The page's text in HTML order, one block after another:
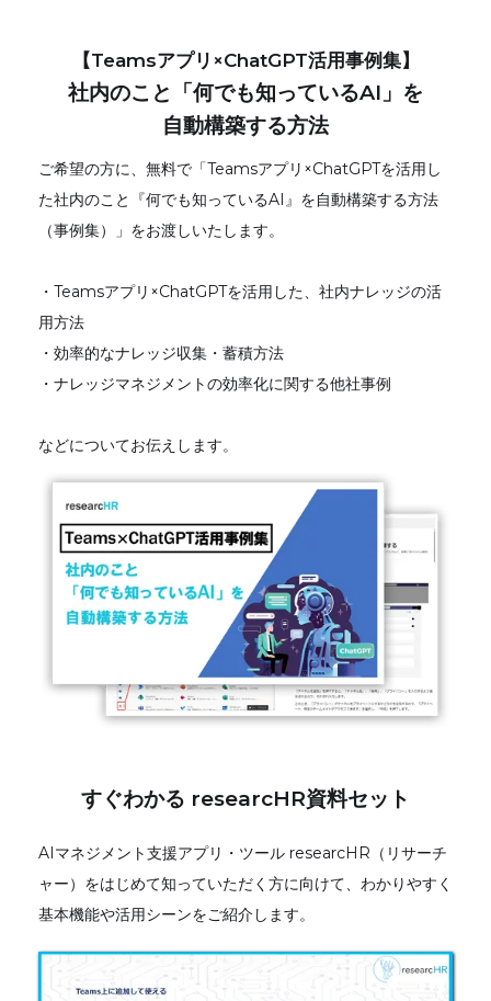
【Teamsアプリ×ChatGPT活用事例集】
社内のこと「何でも知っているAI」を
自動構築する方法
ご希望の方に、無料で「Teamsアプリ×ChatGPTを活用し
た社内のこと『何でも知っているAI』を自動構築する方法
（事例集）」をお渡しいたします。
・Teamsアプリ×ChatGPTを活用した、社内ナレッジの活
用方法
・効率的なナレッジ収集・蓄積方法
・ナレッジマネジメントの効率化に関する他社事例
などについてお伝えします。
すぐわかる researcHR資料セット
AIマネジメント支援アプリ・ツール researcHR（リサーチ
ャー）をはじめて知っていただく方に向けて、わかりやすく
基本機能や活用シーンをご紹介します。